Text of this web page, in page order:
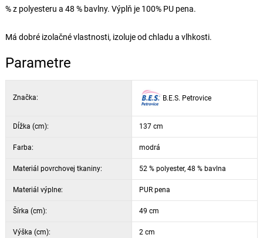
% z polyesteru a 48 % bavlny. Výplň je 100% PU pena.
Má dobré izolačné vlastnosti, izoluje od chladu a vlhkosti.
Parametre
Značka: B.E.S. Petrovice
Dĺžka (cm): 137 cm
Farba: modrá
Materiál povrchovej tkaniny: 52 % polyester, 48 % bavlna
Materiál výplne: PUR pena
Šírka (cm): 49 cm
Výška (cm): 2 cm